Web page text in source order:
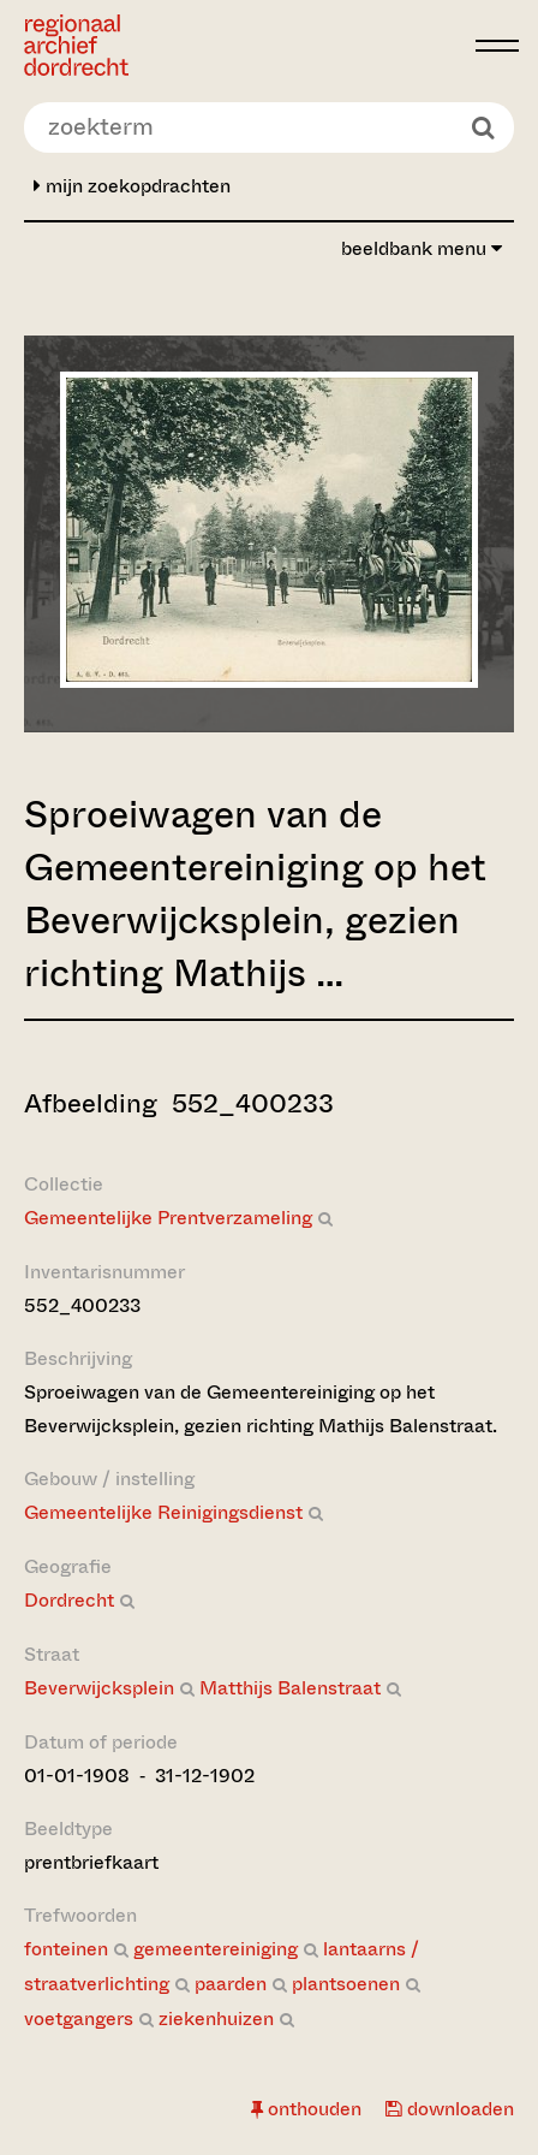
Ga direct naar de inhoud
mijn zoekopdrachten
beeldbank menu
Sproeiwagen van de
Gemeentereiniging op het
Beverwijcksplein, gezien
richting Mathijs …
Afbeelding 552_400233
Collectie
Gemeentelijke Prentverzameling
Inventarisnummer
552_400233
Beschrijving
Sproeiwagen van de Gemeentereiniging op het
Beverwijcksplein, gezien richting Mathijs Balenstraat.
Gebouw / instelling
Gemeentelijke Reinigingsdienst
Geografie
Dordrecht
Straat
Beverwijcksplein
Matthijs Balenstraat
Datum of periode
01-01-1908 ‐ 31-12-1902
Beeldtype
prentbriefkaart
Trefwoorden
fonteinen
gemeentereiniging
lantaarns /
straatverlichting
paarden
plantsoenen
voetgangers
ziekenhuizen
onthouden downloaden